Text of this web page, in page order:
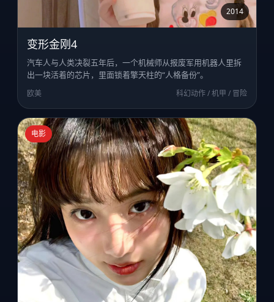
2014
变形金刚4
汽车人与人类决裂五年后，一个机械师从报废军用机器人里拆
出一块活着的芯片，里面锁着擎天柱的“人格备份”。
欧美 科幻动作 / 机甲 / 冒险
电影